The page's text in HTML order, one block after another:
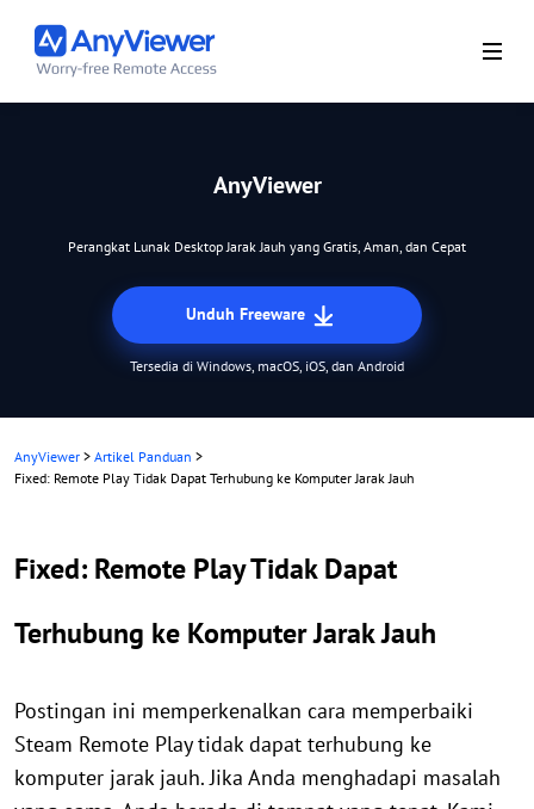
AnyViewer
Perangkat Lunak Desktop Jarak Jauh yang Gratis, Aman, dan Cepat
Unduh Freeware
Tersedia di Windows, macOS, iOS, dan Android
AnyViewer > Artikel Panduan >
Fixed: Remote Play Tidak Dapat Terhubung ke Komputer Jarak Jauh
Fixed: Remote Play Tidak Dapat
Terhubung ke Komputer Jarak Jauh
Postingan ini memperkenalkan cara memperbaiki
Steam Remote Play tidak dapat terhubung ke
komputer jarak jauh. Jika Anda menghadapi masalah